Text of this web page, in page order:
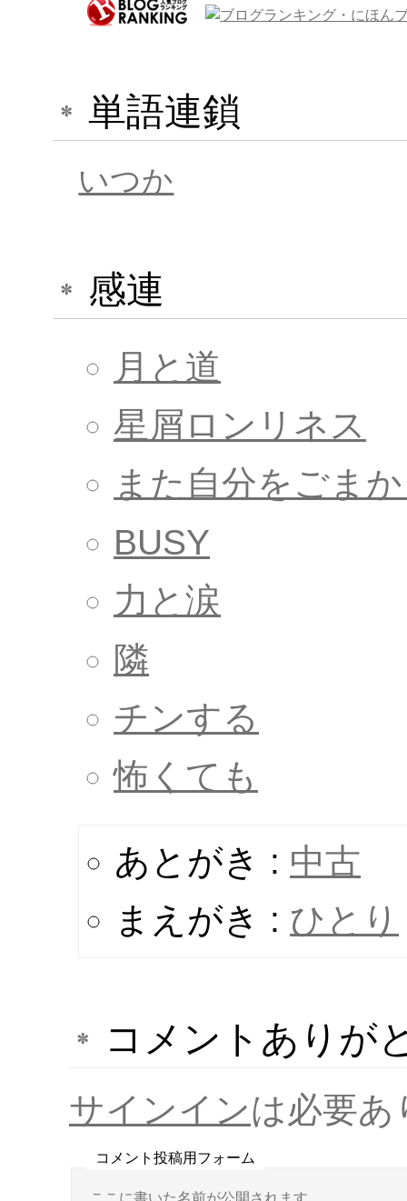
単語連鎖
いつか
感連
月と道
星屑ロンリネス
また自分をごま
BUSY
力と涙
隣
チンする
怖くても
あとがき : 中古
まえがき : ひとり
コメントありが
サインインは必要あ
コメント投稿用フォーム
ここに書いた名前が公開されます